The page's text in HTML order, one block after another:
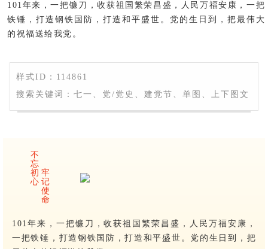
101年来，一把镰刀，收获祖国繁荣昌盛，人民万福安康，一把
铁锤，打造钢铁国防，打造和平盛世。党的生日到，把最伟大
的祝福送给我党。
样式ID：114861
搜索关键词：七一、党/党史、建党节、单图、上下图文
不
忘
初
心
牢
记
使
命
101年来，一把镰刀，收获祖国繁荣昌盛，人民万福安康，
一把铁锤，打造钢铁国防，打造和平盛世。党的生日到，把